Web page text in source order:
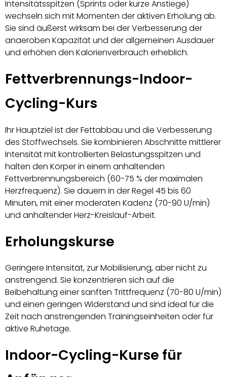
Intensitätsspitzen (Sprints oder kurze Anstiege)
wechseln sich mit Momenten der aktiven Erholung ab.
Sie sind äußerst wirksam bei der Verbesserung der
anaeroben Kapazität und der allgemeinen Ausdauer
und erhöhen den Kalorienverbrauch erheblich.
Fettverbrennungs-Indoor-
Cycling-Kurs
Ihr Hauptziel ist der Fettabbau und die Verbesserung
des Stoffwechsels. Sie kombinieren Abschnitte mittlerer
Intensität mit kontrollierten Belastungsspitzen und
halten den Körper in einem anhaltenden
Fettverbrennungsbereich (60-75 % der maximalen
Herzfrequenz). Sie dauern in der Regel 45 bis 60
Minuten, mit einer moderaten Kadenz (70-90 U/min)
und anhaltender Herz-Kreislauf-Arbeit.
Erholungskurse
Geringere Intensität, zur Mobilisierung, aber nicht zu
anstrengend. Sie konzentrieren sich auf die
Beibehaltung einer sanften Trittfrequenz (70-80 U/min)
und einen geringen Widerstand und sind ideal für die
Zeit nach anstrengenden Trainingseinheiten oder für
aktive Ruhetage.
Indoor-Cycling-Kurse für